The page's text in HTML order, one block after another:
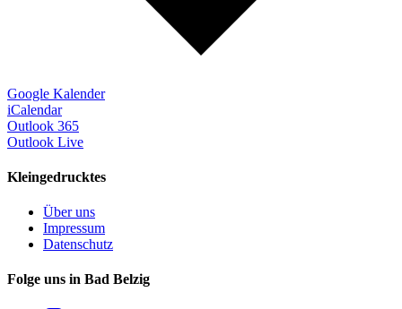
Google Kalender
iCalendar
Outlook 365
Outlook Live
Kleingedrucktes
Über uns
Impressum
Datenschutz
Folge uns in Bad Belzig